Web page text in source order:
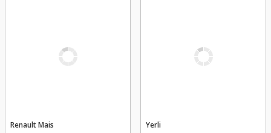
Renault Mais Yerli